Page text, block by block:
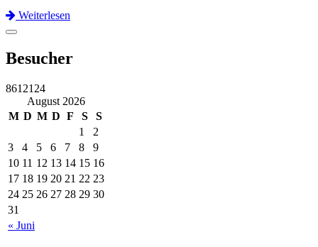
Weiterlesen
Previous
Next
Toggle
Besucher
8612124
August 2026
M D M D F S S
« Juni
1
2
3
4 5 6 7 8
9
10 11 12 13 14 15 16
17 18 19 20 21 22 23
24 25 26 27 28 29 30
31